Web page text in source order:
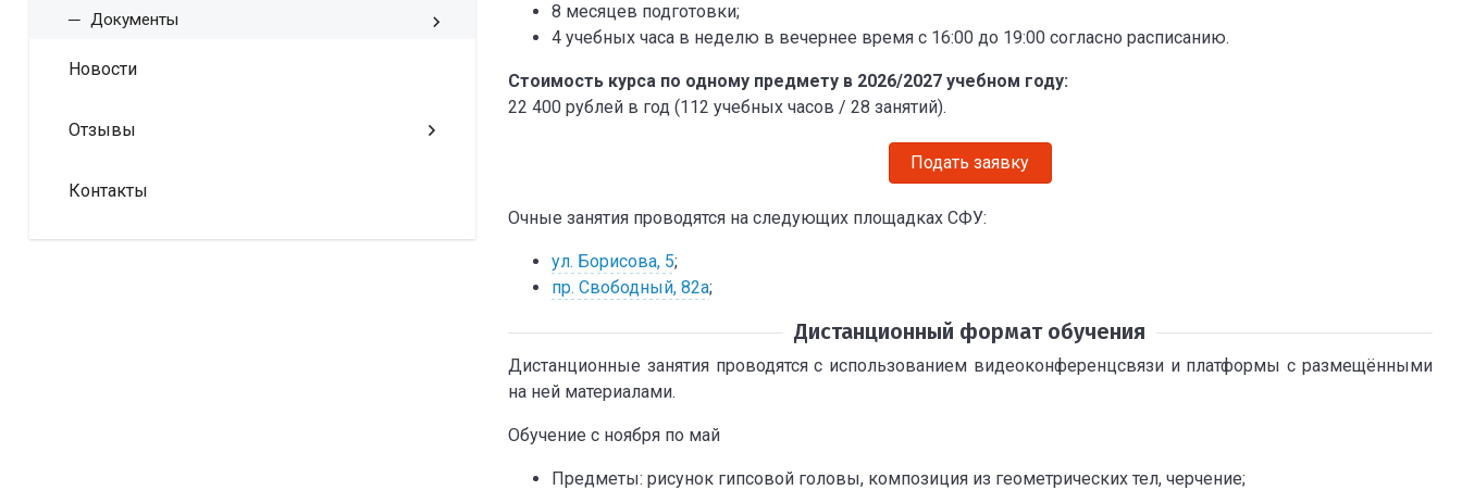
Документы
Новости
Отзывы
Контакты
8 месяцев подготовки;
4 учебных часа в неделю в вечернее время с 16:00 до 19:00 согласно расписанию.
Стоимость курса по одному предмету в 2026/2027 учебном году:
22 400 рублей в год (112 учебных часов / 28 занятий).
Подать заявку
Очные занятия проводятся на следующих площадках СФУ:
ул. Борисова, 5;
пр. Свободный, 82а;
Дистанционный формат обучения
Дистанционные занятия проводятся с использованием видеоконференцсвязи и платформы с размещёнными
на ней материалами.
Обучение с ноября по май
Предметы: рисунок гипсовой головы, композиция из геометрических тел, черчение;